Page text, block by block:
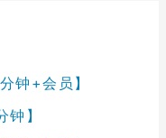
钟+会员】
】